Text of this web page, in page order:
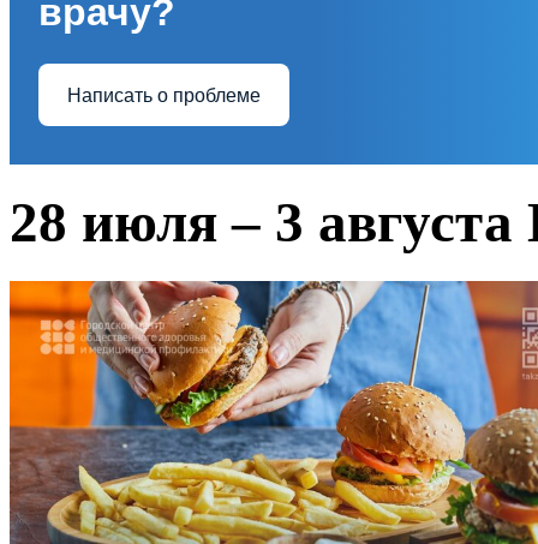
врачу?
Написать о проблеме
28 июля – 3 августа